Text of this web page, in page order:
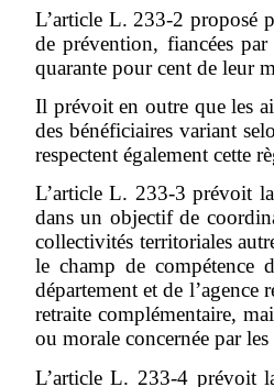
L’article L. 233-2 proposé
de prévention, fiancées
quarante pour cent de leur
Il prévoit en outre que les
des bénéficiaires variant
respectent également cette
L’article L. 233-3 prévoit
dans un objectif de
collectivités territoriales
le champ de compétence
département et de l’agence
retraite complémentaire,
ou morale concernée par
L’article L. 233-4 prévoit